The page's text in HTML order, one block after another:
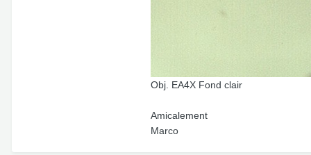
Obj. EA4X Fond clair
Amicalement
Marco